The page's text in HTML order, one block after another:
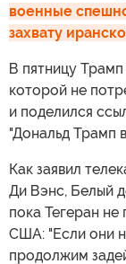
военные
захвату
В пятницу
которой не
и поделился
"Дональд Трамп
Как заявил
Ди Вэнс, Белый
пока Тегеран
США: "Если они
продолжим